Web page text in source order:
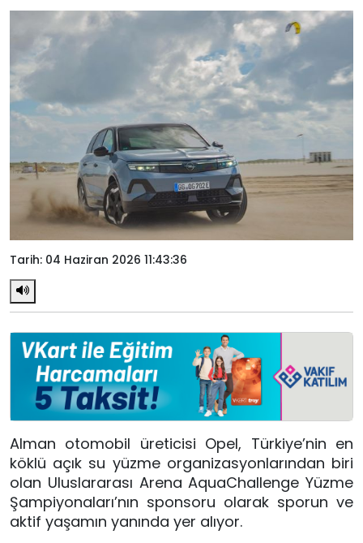
Tarih: 04 Haziran 2026 11:43:36
Alman otomobil üreticisi Opel, Türkiye’nin en
köklü açık su yüzme organizasyonlarından biri
olan Uluslararası Arena AquaChallenge Yüzme
Şampiyonaları’nın sponsoru olarak sporun ve
aktif yaşamın yanında yer alıyor.